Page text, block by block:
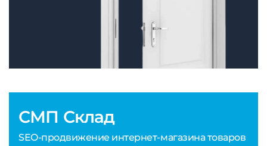
СМП Склад
SEO-продвижение интернет-магазина товаров